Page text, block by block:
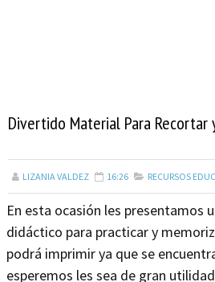
Divertido Material Para Recortar
LIZANIA VALDEZ 16:26 RECURSOS
En esta ocasión les presentamos
didáctico para practicar y
podrá imprimir ya que se
esperemos les sea de gran